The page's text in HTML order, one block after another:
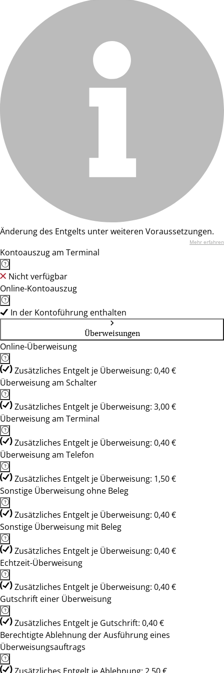
Änderung des Entgelts unter weiteren Voraussetzungen.
Mehr erfahren
Kontoauszug am Terminal
Nicht verfügbar
Online-Kontoauszug
In der Kontoführung enthalten
Überweisungen
Online-Überweisung
Zusätzliches Entgelt je Überweisung: 0,40 €
Überweisung am Schalter
Zusätzliches Entgelt je Überweisung: 3,00 €
Überweisung am Terminal
Zusätzliches Entgelt je Überweisung: 0,40 €
Überweisung am Telefon
Zusätzliches Entgelt je Überweisung: 1,50 €
Sonstige Überweisung ohne Beleg
Zusätzliches Entgelt je Überweisung: 0,40 €
Sonstige Überweisung mit Beleg
Zusätzliches Entgelt je Überweisung: 0,40 €
Echtzeit-Überweisung
Zusätzliches Entgelt je Überweisung: 0,40 €
Gutschrift einer Überweisung
Zusätzliches Entgelt je Gutschrift: 0,40 €
Berechtigte Ablehnung der Ausführung eines
Überweisungsauftrags